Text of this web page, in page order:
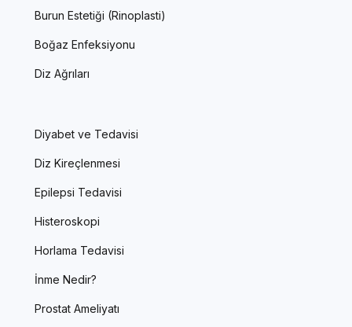
Burun Estetiği (Rinoplasti)
Boğaz Enfeksiyonu
Diz Ağrıları
Diyabet ve Tedavisi
Diz Kireçlenmesi
Epilepsi Tedavisi
Histeroskopi
Horlama Tedavisi
İnme Nedir?
Prostat Ameliyatı